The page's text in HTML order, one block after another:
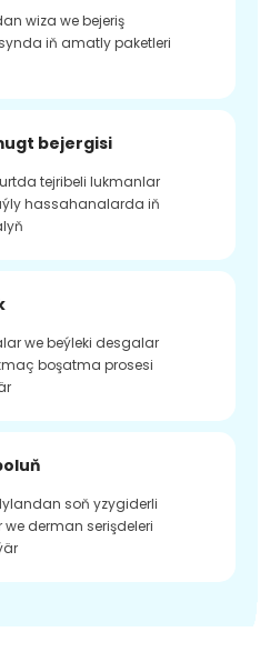
wiza we bejeriş
iň amatly paketleri
bejergisi
tejribeli lukmanlar
hassahanalarda iň
we beýleki desgalar
boşatma prosesi
soň yzygiderli
derman serişdeleri